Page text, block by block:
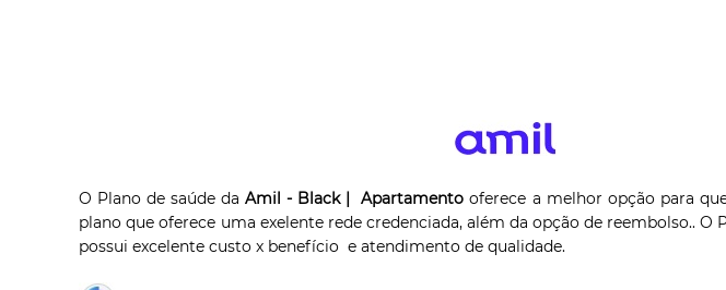
O Plano de saúde daAmil - Black | Apartamento oferece a melhor opção para
plano que oferece uma exelente rede credenciada, além da opção de reembolso.. O
possui excelente custo x benefício e atendimento de qualidade.